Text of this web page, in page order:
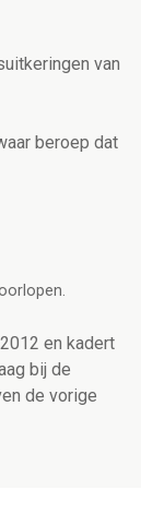
van
beroep dat
en kadert
bij de
de vorige